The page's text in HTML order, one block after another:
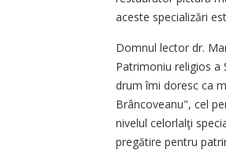
aceste specializări
Domnul lector dr.
Patrimoniu religios a
drum îmi doresc ca
Brâncoveanu", cel
nivelul celorlalţi
pregătire pentru